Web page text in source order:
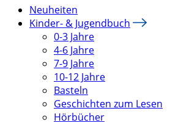
Neuheiten
Kinder- & Jugendbuch
0-3 Jahre
4-6 Jahre
7-9 Jahre
10-12 Jahre
Basteln
Geschichten zum Lesen
Hörbücher